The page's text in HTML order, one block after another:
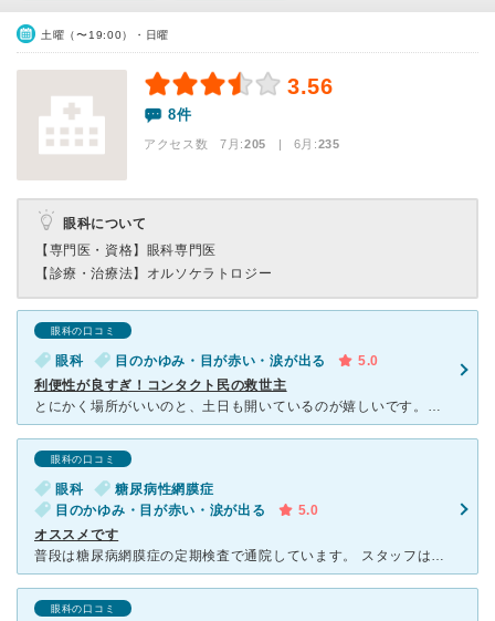
土曜（〜19:00）・日曜
3.56
8件
アクセス数 7月:205 | 6月:235
眼科について
【専門医・資格】 眼科専門医
【診療・治療法】 オルソケラトロジー
眼科の口コミ
眼科 目のかゆみ・目が赤い・涙が出る
5.0
利便性が良すぎ！コンタクト民の救世主
とにかく場所がいいのと、土日も開いているのが嬉しいです。平日は通院が厳しい働く社会人の味方です。 ただものすごく混むので、予定が決まったら早めにWEB予約するのをおすすめします。 看護師さ
眼科の口コミ
眼科
糖尿病性網膜症
目のかゆみ・目が赤い・涙が出る
5.0
オススメです
普段は糖尿病網膜症の定期検査で通院しています。 スタッフは、気持ちの良い接遇で気配りが行き届き、様々な年齢の患者さんに合わせた言葉づかいや応対を意識していて好感が持てます。仕事もテキパキして良いです
眼科の口コミ